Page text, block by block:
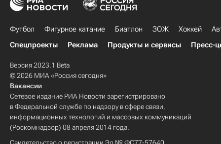
Футбол Фигурное катание Биатлон ЗОЖ Хоккей
Спецпроекты
Реклама Продукты и сервисы Пресс-
Версия 2023.1 Beta
© 2026 МИА «Россия сегодня»
Вакансии
Сетевое издание РИА Новости зарегистрировано
в Федеральной службе по надзору в сфере связи,
информационных технологий и массовых коммуникаций
(Роскомнадзор) 08 апреля 2014 года.